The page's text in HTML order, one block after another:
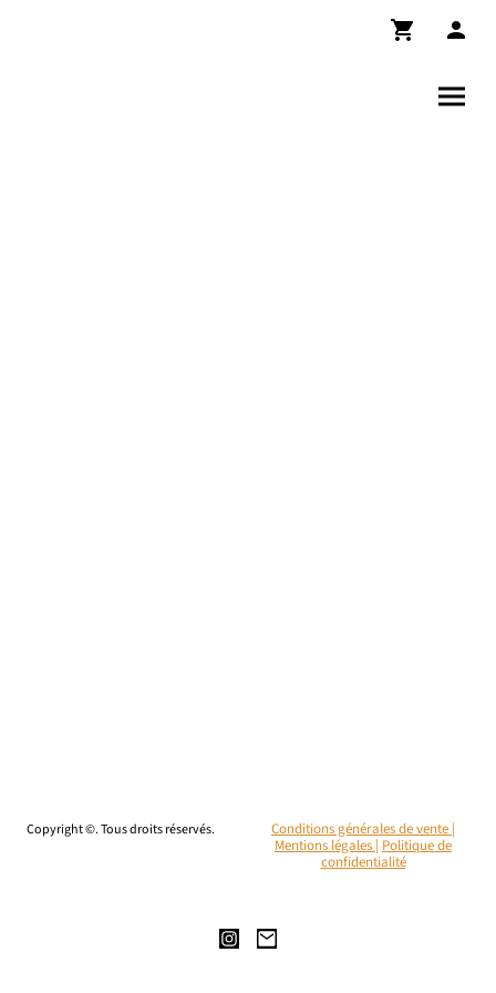
Copyright ©. Tous droits réservés.
Conditions générales de vente |
Mentions légales | Politique de
confidentialité